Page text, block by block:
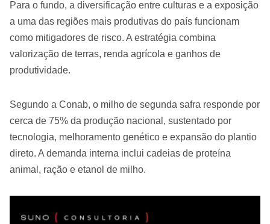
Para o fundo, a diversificação entre culturas e a exposição
a uma das regiões mais produtivas do país funcionam
como mitigadores de risco. A estratégia combina
valorização de terras, renda agrícola e ganhos de
produtividade.
Segundo a Conab, o milho de segunda safra responde por
cerca de 75% da produção nacional, sustentado por
tecnologia, melhoramento genético e expansão do plantio
direto. A demanda interna inclui cadeias de proteína
animal, ração e etanol de milho.